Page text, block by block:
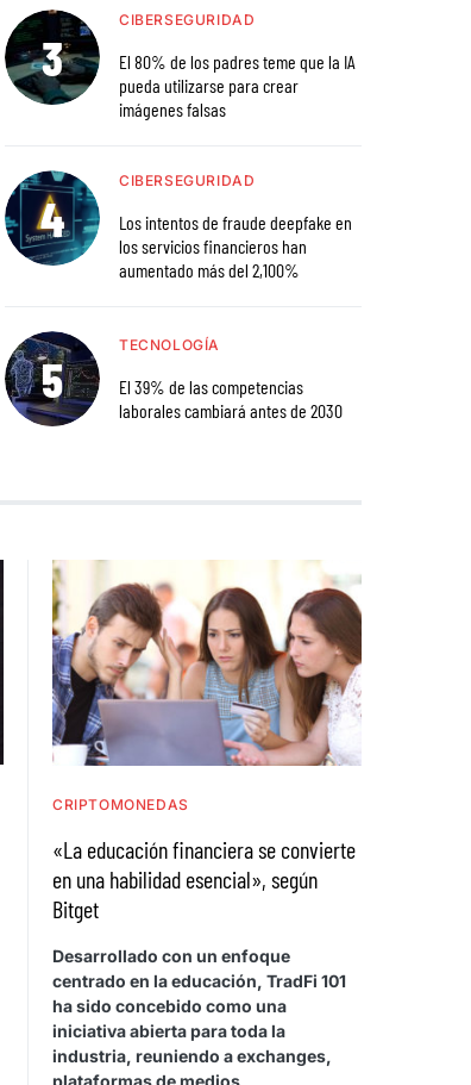
CIBERSEGURIDAD
El 80% de los padres teme que la IA
pueda utilizarse para crear
imágenes falsas
CIBERSEGURIDAD
Los intentos de fraude deepfake en
los servicios financieros han
aumentado más del 2,100%
TECNOLOGÍA
El 39% de las competencias
laborales cambiará antes de 2030
CRIPTOMONEDAS
«La educación financiera se convierte
en una habilidad esencial», según
Bitget
Desarrollado con un enfoque
centrado en la educación, TradFi 101
ha sido concebido como una
iniciativa abierta para toda la
industria, reuniendo a exchanges,